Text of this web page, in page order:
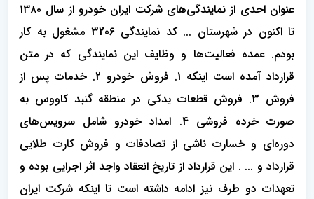
عنوان احدی از نمایندگی‌های شرکت ایران خودرو از سال ۱۳۸۰
تا اکنون در شهرستان ... کد نمایندگی 3206 مشغول به کار
بودم. عمده فعالیت‌ها و وظایف این نمایندگی که در متن
قرارداد آمده است اینکه 1. فروش خودرو 2. خدمات پس از
فروش 3. فروش قطعات یدکی در منطقه گنبد کاووس به
صورت خرده فروشی 4. امداد خودرو شامل سرویس‌های
دوره‌ای و خسارت ناشی از تصادفات و فروش کارت طلایی
قرارداد و ... . این قرارداد از تاریخ انعقاد واجد اثر اجرایی بوده و
تعهدات دو طرف نیز ادامه داشته است تا اینکه شرکت ایران